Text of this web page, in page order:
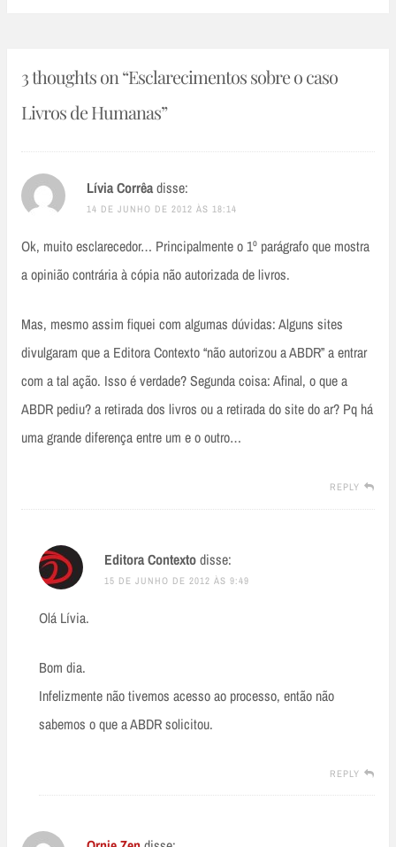
3 thoughts on “Esclarecimentos sobre o caso
Livros de Humanas”
Lívia Corrêadisse:
14 DE JUNHO DE 2012 ÀS 18:14
Ok, muito esclarecedor… Principalmente o 1º parágrafo que mostra
a opinião contrária à cópia não autorizada de livros.
Mas, mesmo assim fiquei com algumas dúvidas: Alguns sites
divulgaram que a Editora Contexto “não autorizou a ABDR” a entrar
com a tal ação. Isso é verdade? Segunda coisa: Afinal, o que a
ABDR pediu? a retirada dos livros ou a retirada do site do ar? Pq há
uma grande diferença entre um e o outro…
REPLY
Editora Contextodisse:
15 DE JUNHO DE 2012 ÀS 9:49
Olá Lívia.
Bom dia.
Infelizmente não tivemos acesso ao processo, então não
sabemos o que a ABDR solicitou.
REPLY